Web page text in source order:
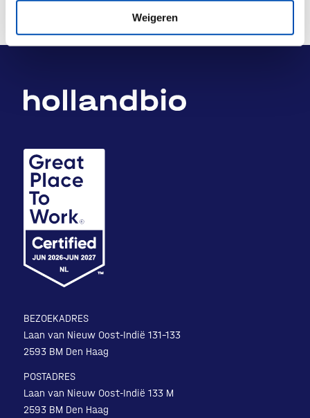
Weigeren
BEZOEKADRES
Laan van Nieuw Oost-Indië 131-133
2593 BM Den Haag
POSTADRES
Laan van Nieuw Oost-Indië 133 M
2593 BM Den Haag